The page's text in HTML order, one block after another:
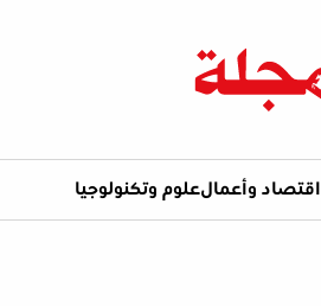
اقتصاد وأعمالعلوم وتكنولوجيا